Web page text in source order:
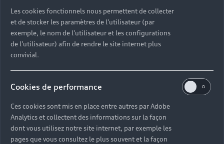
Tout
comprendre à la
chaîne d'énergie
d'une voiture
électrique
Les cookies fonctionnels nous permettent de collecter
et de stocker les paramètres de l'utilisateur (par
exemple, le nom de l'utilisateur et les configurations
de l'utilisateur) afin de rendre le site internet plus
convivial.
Cookies de performance
Ces cookies sont mis en place entre autres par Adobe
Analytics et collectent des informations sur la façon
dont vous utilisez notre site internet, par exemple les
pages que vous consultez le plus souvent et la façon